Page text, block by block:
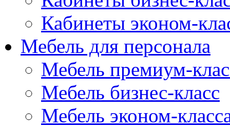
Кабинеты эконом-
Мебель для персонала
Мебель премиум-
Мебель бизнес-класс
Мебель эконом-